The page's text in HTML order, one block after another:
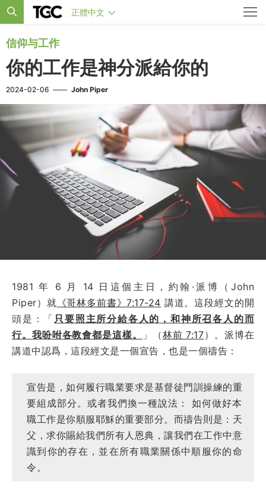
正體中文
信仰与工作
你的工作是神分派給你的
2024-02-06 —— John Piper
1981 年 6 月 14 日這個主日，約翰·派博（John
Piper）就 《哥林多前書》7:17-24 講道。這段經文的開
頭是：「 只要照主所分給各人的，和神所召各人的而
行。我吩咐各教會都是這樣。
」（林前 7:17）。派博在
講道中認爲，這段經文是一個宣告，也是一個禱告：
宣告是，如何履行職業要求是基督徒門訓操練的重
要組成部分。或者我們換一種說法： 如何做好本
職工作是你順服耶穌的重要部分。而禱告則是：天
父，求你賜給我們所有人恩典，讓我們在工作中意
識到你的存在，並在所有職業關係中順服你的命
令。